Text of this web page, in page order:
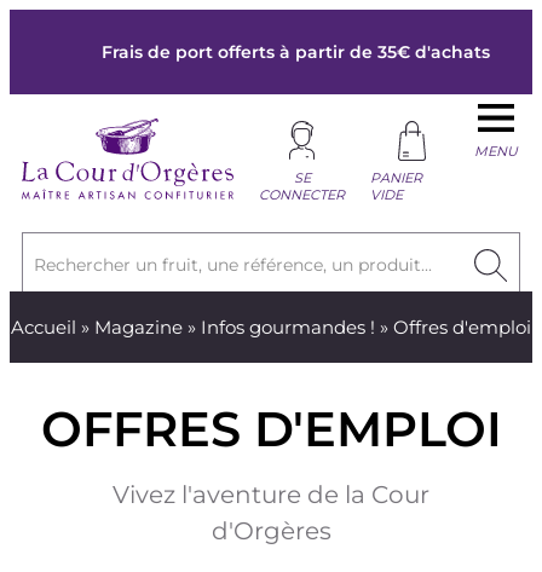
Frais de port offerts à partir de 35€ d'achats
Rechercher un fruit, une référence, un produit...
SE
CONNECTER
PANIER
VIDE
MENU
Accueil » Magazine » Infos gourmandes ! » Offres d'emploi
OFFRES D'EMPLOI
Vivez l'aventure de la Cour
d'Orgères